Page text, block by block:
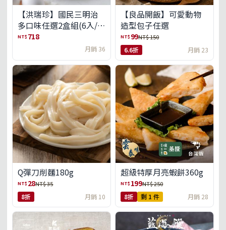
【洪瑞珍】國民三明治
多口味任選2盒組(6入/
盒)(免運)
NT$ 718
月銷 36
【良品開飯】可愛動物
造型包子任選
NT$ 99NT$ 150
6.6折 月銷 23
Q彈刀削麵180g
NT$ 28NT$ 35
8折 月銷 10
超級特厚月亮蝦餅360g
NT$ 199NT$ 250
8折 剩 1 件 月銷 28